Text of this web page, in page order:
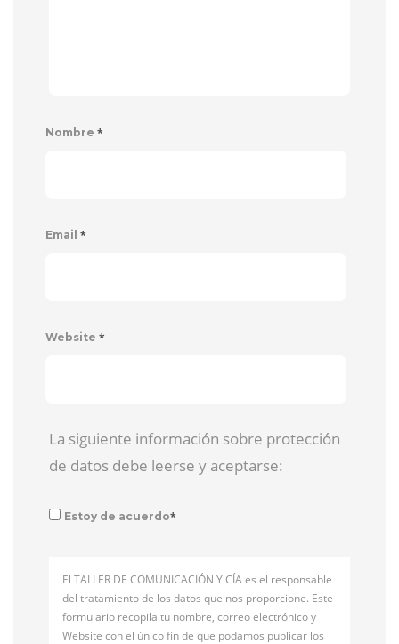
Nombre *
Email *
Website *
La siguiente información sobre protección
de datos debe leerse y aceptarse:
Estoy de acuerdo*
El TALLER DE COMUNICACIÓN Y CÍA es el responsable
del tratamiento de los datos que nos proporcione. Este
formulario recopila tu nombre, correo electrónico y
Website con el único fin de que podamos publicar los